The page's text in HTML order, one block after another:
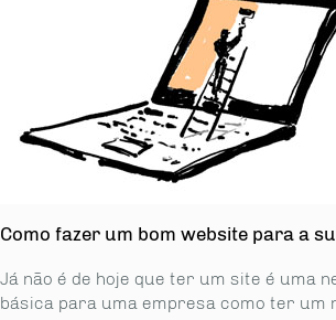
Como fazer um bom website para a
Já não é de hoje que ter um site é uma
básica para uma empresa como ter um